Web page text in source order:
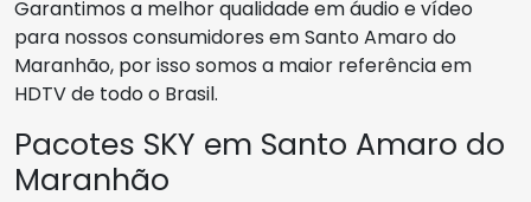
Garantimos a melhor qualidade em áudio e vídeo
para nossos consumidores em Santo Amaro do
Maranhão, por isso somos a maior referência em
HDTV de todo o Brasil.
Pacotes SKY em Santo Amaro do
Maranhão